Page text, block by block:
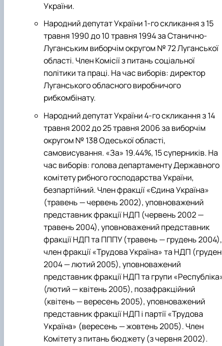
України.
Народний депутат України 1-го скликання з 15
травня 1990 до 10 травня 1994 за Станично-
Луганським виборчім округом № 72 Луганської
області. Член Комісії з питань соціальної
політики та праці. На час виборів: директор
Луганського обласного виробничого
рибкомбінату.
Народний депутат України 4-го скликання з 14
травня 2002 до 25 травня 2006 за виборчім
округом № 138 Одеської області,
самовисування. «За» 19.44%, 15 суперників. На
час виборів: голова департаменту Державного
комітету рибного господарства України,
безпартійний. Член фракції «Єдина Україна»
(травень — червень 2002), уповноважений
представник фракції НДП (червень 2002 —
травень 2004), уповноважений представник
фракції НДП та ПППУ (травень — грудень 2004),
член фракції «Трудова Україна» та НДП
2004 — лютий 2005), уповноважений
представник фракції НДП та групи
(лютий — квітень 2005), позафракційний
(квітень — вересень 2005), уповноважений
представник фракції НДП і партії «Трудова
Україна» (вересень — жовтень 2005). Член
Комітету з питань бюджету (з червня 2002).